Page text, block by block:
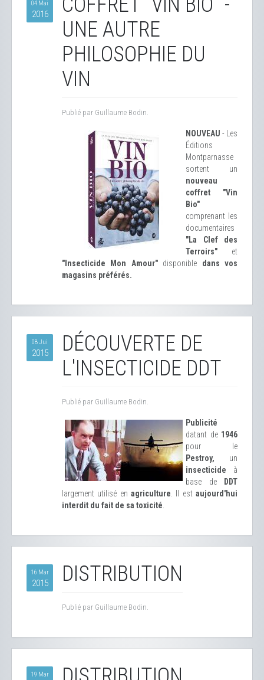
04 Mai
2016
COFFRET "VIN BIO" -
UNE AUTRE
PHILOSOPHIE DU
VIN
Publié par Guillaume Bodin.
NOUVEAU - Les
Éditions
Montparnasse
sortent un
nouveau
coffret "Vin
Bio"
comprenant les
documentaires
"La Clef des
Terroirs" et
"Insecticide Mon Amour"disponible dans vos
magasins préférés.
08 Jui
2015
DÉCOUVERTE DE
L'INSECTICIDE DDT
Publié par Guillaume Bodin.
Publicité
datant de 1946
pour le
Pestroy, un
insecticide à
base de
DDT
largement utilisé en agriculture. Il est aujourd'hui
interdit du fait de sa toxicité.
16 Mar
2015 DISTRIBUTION
Publié par Guillaume Bodin.
19 Mar